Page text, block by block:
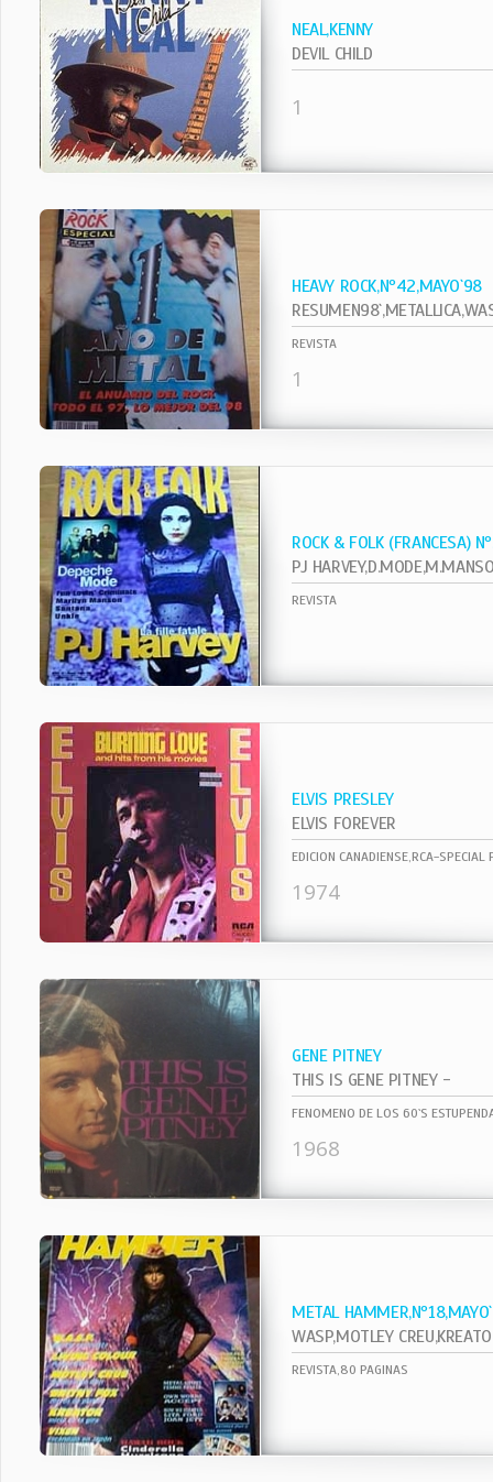
NEAL,KENNY
DEVIL CHILD
1
HEAVY ROCK,Nº42,MAYO`98
REVISTA
1
ROCK & FOLK (FRANCESA)
REVISTA
ELVIS PRESLEY
ELVIS FOREVER
EDICION CANADIENSE,RCA-
1974
GENE PITNEY
THIS IS GENE PITNEY -
FENOMENO DE LOS 60`S
1968
METAL
WASP,MOTLEY
REVISTA,80 PAGINAS